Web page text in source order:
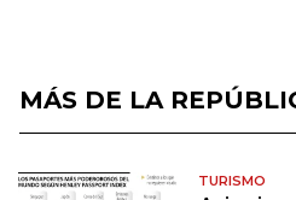
MÁS DE LA
TURISMO